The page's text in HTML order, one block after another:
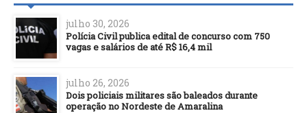
julho 30, 2026
Polícia Civil publica edital de concurso com 750
vagas e salários de até R$ 16,4 mil
julho 26, 2026
Dois policiais militares são baleados durante
operação no Nordeste de Amaralina